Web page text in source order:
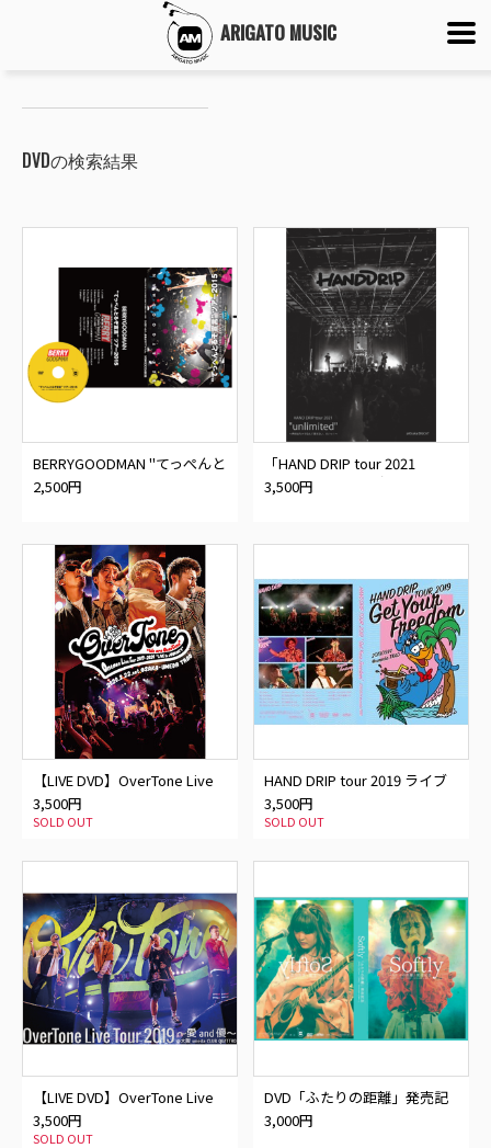
ARIGATO MUSIC
DVDの検索結果
BERRYGOODMAN "てっぺんと
るぞ宣言"ツアー2015〜ほぼノ
2,500円
「HAND DRIP tour 2021
“unlimited" 〜声が出ちゃうな
3,500円
【LIVE DVD】OverTone Live
Tour 2019→2020〜LIVE to
JOURNEY〜@大阪umeda
3,500円
SOLD OUT
HAND DRIP tour 2019 ライブ
DVD
3,500円
SOLD OUT
【LIVE DVD】OverTone Live
Tour 2019 〜愛 and 優〜@大
阪umeda CLUB QUATTRO
3,500円
SOLD OUT
DVD「ふたりの距離」発売記
念 Softly 1st Tour 〜0mm〜
3,000円